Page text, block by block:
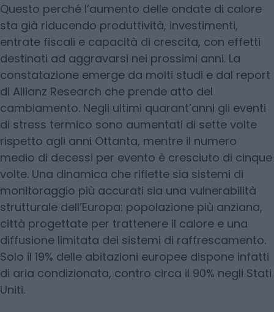
Questo perché l’aumento delle ondate di calore
sta già riducendo produttività, investimenti,
entrate fiscali e capacità di crescita, con effetti
destinati ad aggravarsi nei prossimi anni. La
constatazione emerge da molti studi e dal report
di Allianz Research che prende atto del
cambiamento. Negli ultimi quarant’anni gli eventi
di stress termico sono aumentati di sette volte
rispetto agli anni Ottanta, mentre il numero
medio di decessi per evento è cresciuto di cinque
volte. Una dinamica che riflette sia sistemi di
monitoraggio più accurati sia una vulnerabilità
strutturale dell’Europa: popolazione più anziana,
città progettate per trattenere il calore e una
diffusione limitata dei sistemi di raffrescamento.
Solo il 19% delle abitazioni europee dispone infatti
di aria condizionata, contro circa il 90% negli Stati
Uniti.